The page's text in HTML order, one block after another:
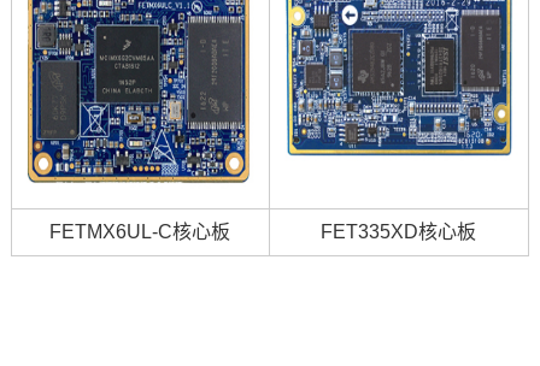
FETMX6UL-C核心板 FET335XD核心板